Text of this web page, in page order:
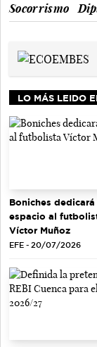
Socorrismo
LO MÁS LEIDO
Boniches dedicará
espacio al
Víctor Muñoz
EFE - 20/07/2026